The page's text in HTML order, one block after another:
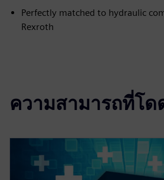
Perfectly matched to hydraulic
Rexroth
ความสามารถที่โด